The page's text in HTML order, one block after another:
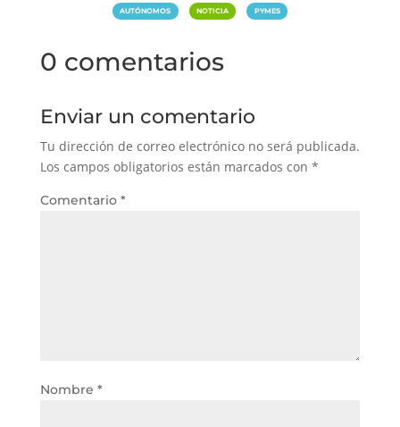
AUTÓNOMOS | NOTICIA | PYMES
0 comentarios
Enviar un comentario
Tu dirección de correo electrónico no será publicada.
Los campos obligatorios están marcados con *
Comentario *
Nombre *